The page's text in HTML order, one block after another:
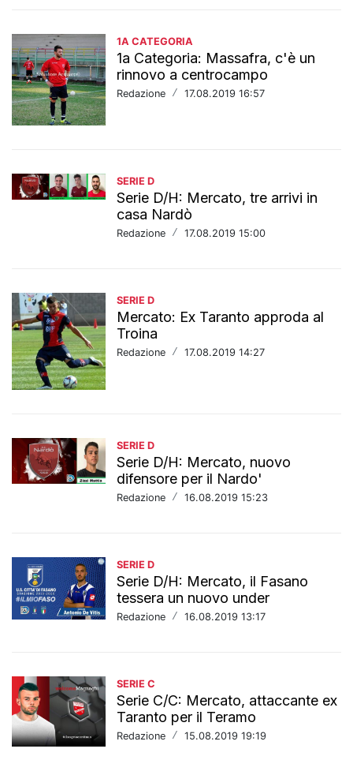
1A CATEGORIA
1a Categoria: Massafra, c'è un
rinnovo a centrocampo
Redazione / 17.08.2019 16:57
SERIE D
Serie D/H: Mercato, tre arrivi in
casa Nardò
Redazione / 17.08.2019 15:00
SERIE D
Mercato: Ex Taranto approda al
Troina
Redazione / 17.08.2019 14:27
SERIE D
Serie D/H: Mercato, nuovo
difensore per il Nardo'
Redazione / 16.08.2019 15:23
SERIE D
Serie D/H: Mercato, il Fasano
tessera un nuovo under
Redazione / 16.08.2019 13:17
SERIE C
Serie C/C: Mercato, attaccante ex
Taranto per il Teramo
Redazione / 15.08.2019 19:19